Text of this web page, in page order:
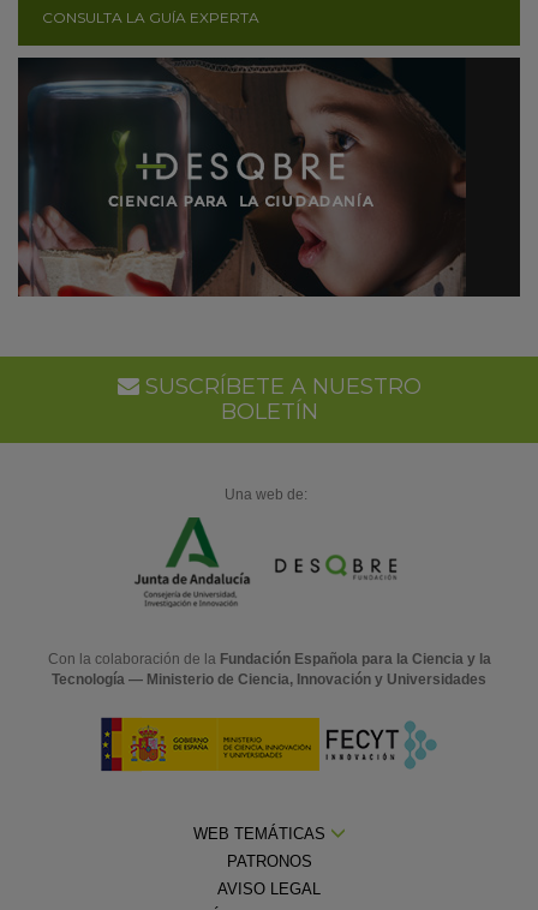
CONSULTA LA GUÍA EXPERTA
SUSCRÍBETE A NUESTRO
BOLETÍN
Una web de:
Con la colaboración de la Fundación Española para la Ciencia y la
Tecnología — Ministerio de Ciencia, Innovación y Universidades
WEB TEMÁTICAS
PATRONOS
AVISO LEGAL